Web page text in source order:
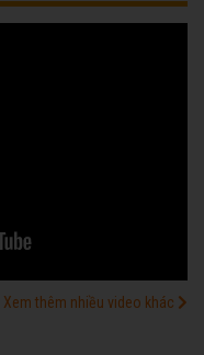
Xem thêm nhiều video khác